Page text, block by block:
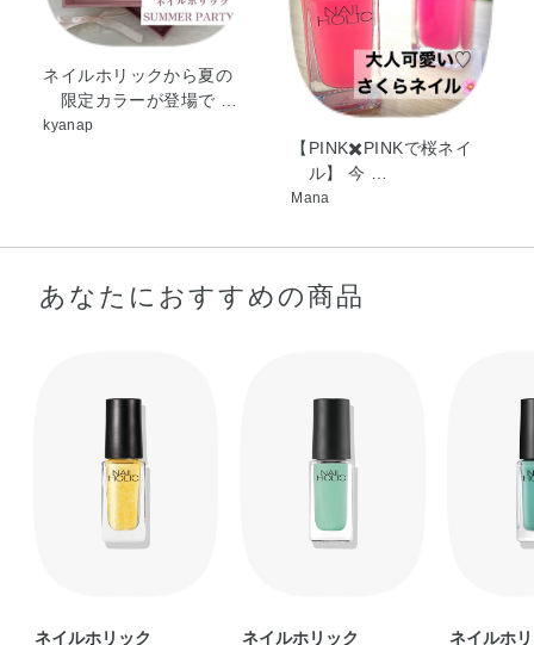
ネイルホリックから夏の
限定カラーが登場で …
kyanap
【PINK✖️PINKで桜ネイ
ル】 今 …
Mana
あなたにおすすめの商品
ネイルホリック ネイルホリック ネイルホ